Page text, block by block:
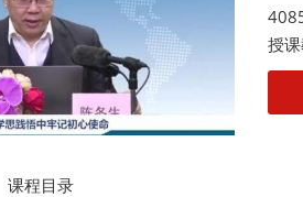
授
课程目录